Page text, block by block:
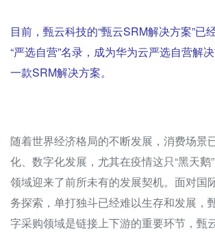
目前，甄云科技的“甄云SRM解决方案”已
“严选自营”名录，成为华为云严选自营解
一款SRM解决方案。
随着世界经济格局的不断发展，消费场景
化、数字化发展，尤其在疫情这只“黑天鹅
领域迎来了前所未有的发展契机。面对国
务探索，单打独斗已经难以生存和发展，
字采购领域是链接上下游的重要环节，甄